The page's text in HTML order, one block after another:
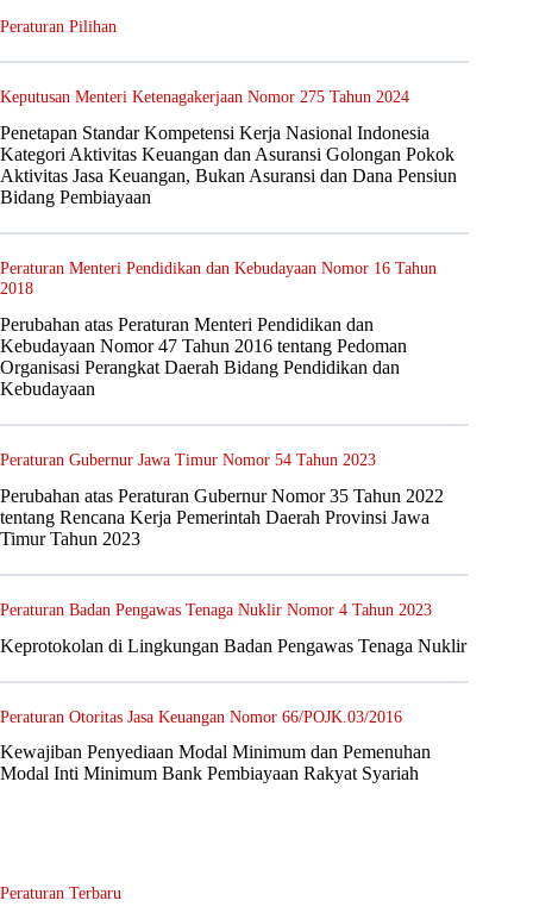
Peraturan Pilihan
Keputusan Menteri Ketenagakerjaan Nomor 275 Tahun 2024
Penetapan Standar Kompetensi Kerja Nasional Indonesia
Kategori Aktivitas Keuangan dan Asuransi Golongan Pokok
Aktivitas Jasa Keuangan, Bukan Asuransi dan Dana Pensiun
Bidang Pembiayaan
Peraturan Menteri Pendidikan dan Kebudayaan Nomor 16 Tahun
2018
Perubahan atas Peraturan Menteri Pendidikan dan
Kebudayaan Nomor 47 Tahun 2016 tentang Pedoman
Organisasi Perangkat Daerah Bidang Pendidikan dan
Kebudayaan
Peraturan Gubernur Jawa Timur Nomor 54 Tahun 2023
Perubahan atas Peraturan Gubernur Nomor 35 Tahun 2022
tentang Rencana Kerja Pemerintah Daerah Provinsi Jawa
Timur Tahun 2023
Peraturan Badan Pengawas Tenaga Nuklir Nomor 4 Tahun 2023
Keprotokolan di Lingkungan Badan Pengawas Tenaga Nuklir
Peraturan Otoritas Jasa Keuangan Nomor 66/POJK.03/2016
Kewajiban Penyediaan Modal Minimum dan Pemenuhan
Modal Inti Minimum Bank Pembiayaan Rakyat Syariah
Peraturan Terbaru